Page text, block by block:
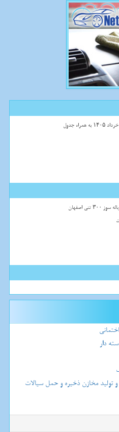
اصفهان
دار
مخازن ذخیره و حمل سیالات